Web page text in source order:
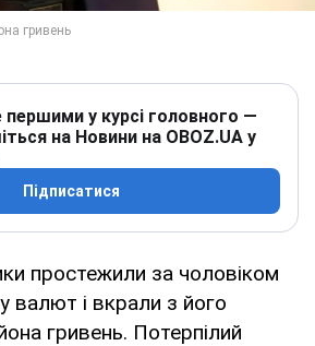
першими у курсі головного —
на Новини на OBOZ.UA у
Підписатися
простежили за чоловіком
валют і вкрали з його
гривень. Потерпілий